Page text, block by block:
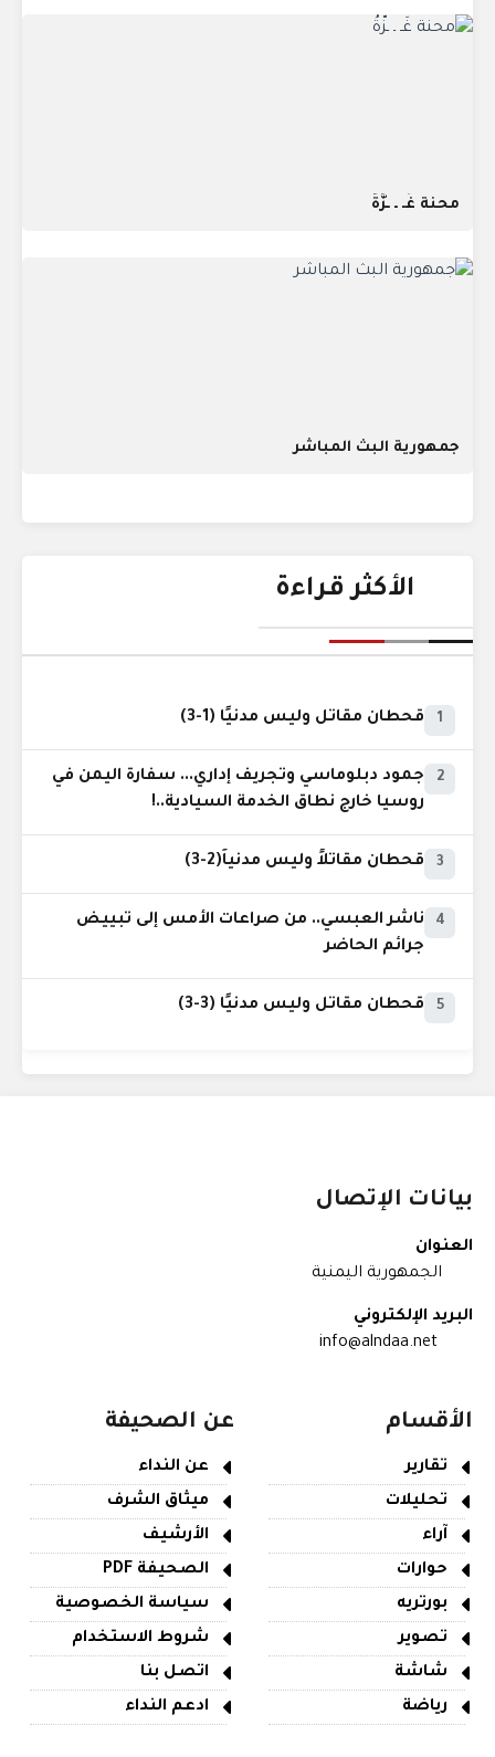
محنة غَـ ـ ـزَّةُ
جمهورية البث المباشر
الأكثر قراءة
1 قحطان مقاتل وليس مدنيًا (1-3)
2
جمود دبلوماسي وتجريف إداري... سفارة اليمن في
روسيا خارج نطاق الخدمة السيادية..!
3 قحطان مقاتلاً وليس مدنياً(2-3)
4
ناشر العبسي.. من صراعات الأمس إلى تبييض
جرائم الحاضر
5 قحطان مقاتل وليس مدنيًا (3-3)
بيانات الإتصال
العنوان
الجمهورية اليمنية
البريد الإلكتروني
info@alndaa.net
الأقسام
تقارير
تحليلات
آراء
حوارات
بورتريه
تصوير
شاشة
رياضة
عن الصحيفة
عن النداء
ميثاق الشرف
الأرشيف
الصحيفة PDF
سياسة الخصوصية
شروط الاستخدام
اتصل بنا
ادعم النداء